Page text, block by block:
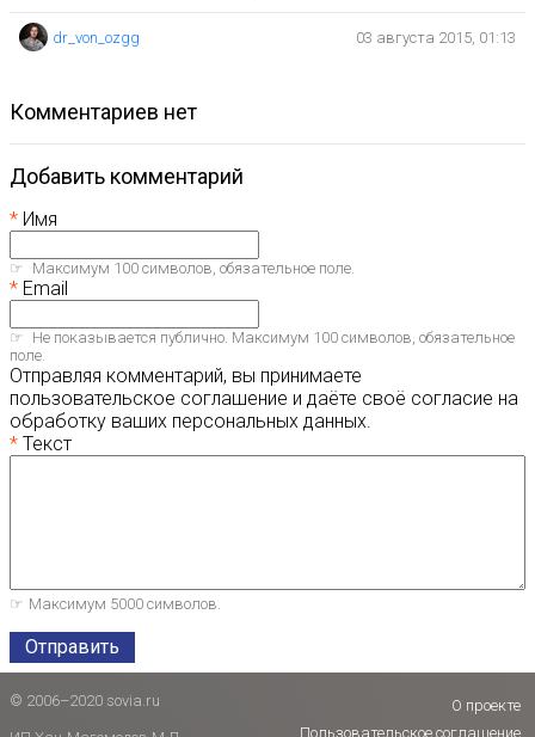
dr_von_ozgg 03 августа 2015, 01:13
комментариев нет
Добавить комментарий
Имя
Максимум 100 символов, обязательное поле.
Email
Не показывается публично. Максимум 100 символов, обязательное
поле.
Отправляя комментарий, вы принимаете
пользовательское соглашение и даёте своё согласие на
обработку ваших персональных данных.
Текст
Максимум 5000 символов.
Отправить
© 2006–2020 sovia.ru
О проекте
Пользовательское соглашение